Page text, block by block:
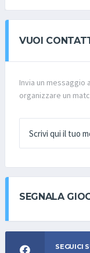
VUOI
Invia un messaggio a
organizzare un
SEGNALA
SEGUICI